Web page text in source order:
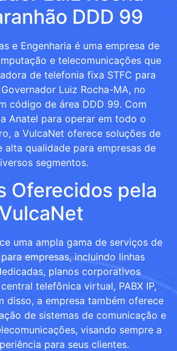
DDD 99
e Engenharia é uma empresa de
e telecomunicações que
de telefonia fixa STFC para
Luiz Rocha-MA, no
código de área DDD 99. Com
Anatel para operar em todo o
a VulcaNet oferece soluções de
alta qualidade para empresas de
segmentos.
Oferecidos pela
VulcaNet
uma ampla gama de serviços de
empresas, incluindo linhas
planos corporativos
telefônica virtual, PABX IP,
disso, a empresa também oferece
de sistemas de comunicação e
visando sempre a
para seus clientes.